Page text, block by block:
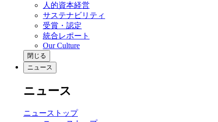
人的資本経営
サステナビリティ
受賞・認定
統合レポート
Our Culture
閉じる
ニュース
ニュース
ニューストップ